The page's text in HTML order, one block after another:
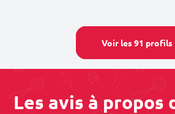
Voir les 91 profils
Les avis à propos